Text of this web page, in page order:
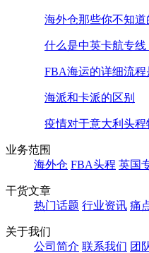
海外仓那些你不知道
什么是中英卡航专线
FBA海运的详细流程
海派和卡派的区别
疫情对于意大利头程
业务范围
海外仓 FBA头程 英国
干货文章
热门话题 行业资讯 痛
关于我们
公司简介 联系我们 团